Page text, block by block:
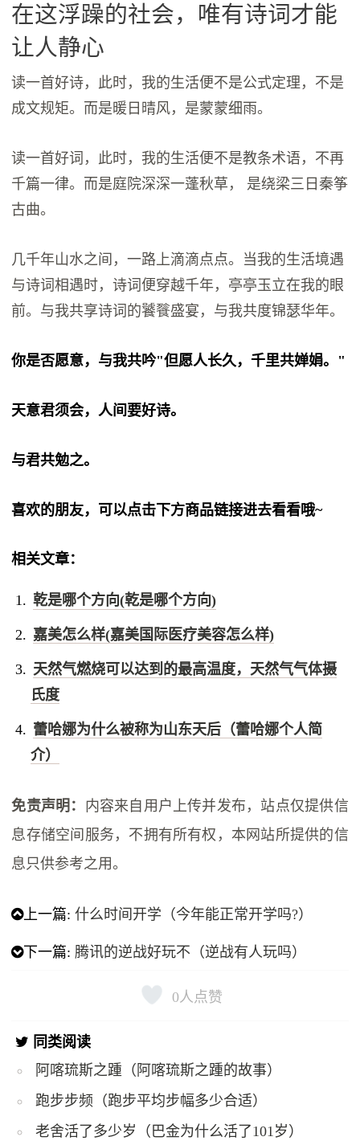
在这浮躁的社会，唯有诗词才能
让人静心
读一首好诗，此时，我的生活便不是公式定理，不是
成文规矩。而是暖日晴风，是蒙蒙细雨。
读一首好词，此时，我的生活便不是教条术语，不再
千篇一律。而是庭院深深一蓬秋草， 是绕梁三日秦筝
古曲。
几千年山水之间，一路上滴滴点点。当我的生活境遇
与诗词相遇时，诗词便穿越千年，亭亭玉立在我的眼
前。与我共享诗词的饕餮盛宴，与我共度锦瑟华年。
你是否愿意，与我共吟"但愿人长久，千里共婵娟。"
天意君须会，人间要好诗。
与君共勉之。
喜欢的朋友，可以点击下方商品链接进去看看哦~
相关文章：
乾是哪个方向(乾是哪个方向)
嘉美怎么样(嘉美国际医疗美容怎么样)
天然气燃烧可以达到的最高温度，天然气气体摄
氏度
蕾哈娜为什么被称为山东天后（蕾哈娜个人简
介）
免责声明： 内容来自用户上传并发布，站点仅提供信
息存储空间服务，不拥有所有权，本网站所提供的信
息只供参考之用。
上一篇:什么时间开学（今年能正常开学吗?）
下一篇: 腾讯的逆战好玩不（逆战有人玩吗）
0 人点赞
同类阅读
阿喀琉斯之踵（阿喀琉斯之踵的故事）
跑步步频（跑步平均步幅多少合适）
老舍活了多少岁（巴金为什么活了101岁）